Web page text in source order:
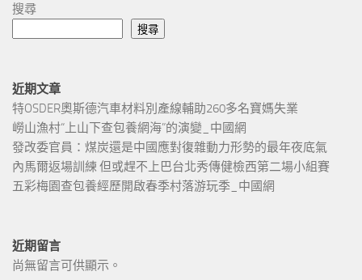
搜尋
搜尋
近期文章
特OSDER奧斯德汽車材料別產線輔助260多名寶媽失業
嶗山漁村“上山下查包養網海”的演變_中國網
發改委官員：煤炭還是中國應對復雜動力形勢的最年夜底氣
內馬爾返場訓練 但或趕不上巴台北秀傳健檢西第二場小組賽
五彩梅園查包養經歷開啟春季村落游玩季_中國網
近期留言
尚無留言可供顯示。